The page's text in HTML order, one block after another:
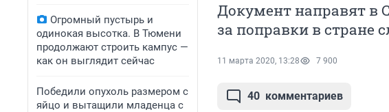
Огромный пустырь и
одинокая высотка. В Тюмени
продолжают строить кампус —
как он выглядит сейчас
Победили опухоль размером с
яйцо и вытащили младенца с
Документ направят в
за поправки в стране
11 марта 2020, 13:28 7 900
40 комментариев